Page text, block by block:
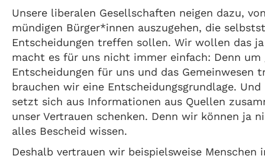
Unsere liberalen Gesellschaften neigen dazu,
mündigen Bürger*innen auszugehen, die
Entscheidungen treffen sollen. Wir wollen das
macht es für uns nicht immer einfach: Denn um
Entscheidungen für uns und das Gemeinwesen
brauchen wir eine Entscheidungsgrundlage. Und
setzt sich aus Informationen aus Quellen
unser Vertrauen schenken. Denn wir können ja
alles Bescheid wissen.
Deshalb vertrauen wir beispielsweise Menschen